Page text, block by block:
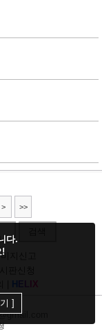
> >>
지신고
H
X
다.
!
]